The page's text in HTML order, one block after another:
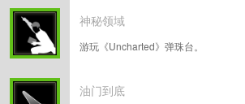
神秘领域
游玩《Uncharted》弹珠台。
油门到底